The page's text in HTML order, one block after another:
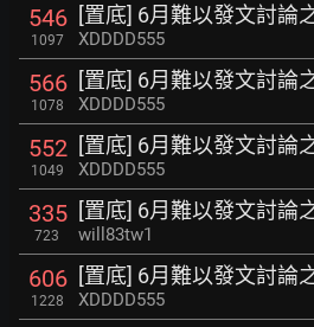
546
1097
[置底] 6月難以發文討論
XDDDD555
566
1078
[置底] 6月難以發文討論
XDDDD555
552
1049
[置底] 6月難以發文討論
XDDDD555
335
723
[置底] 6月難以發文討論
will83tw1
606
1228
[置底] 6月難以發文討論
XDDDD555